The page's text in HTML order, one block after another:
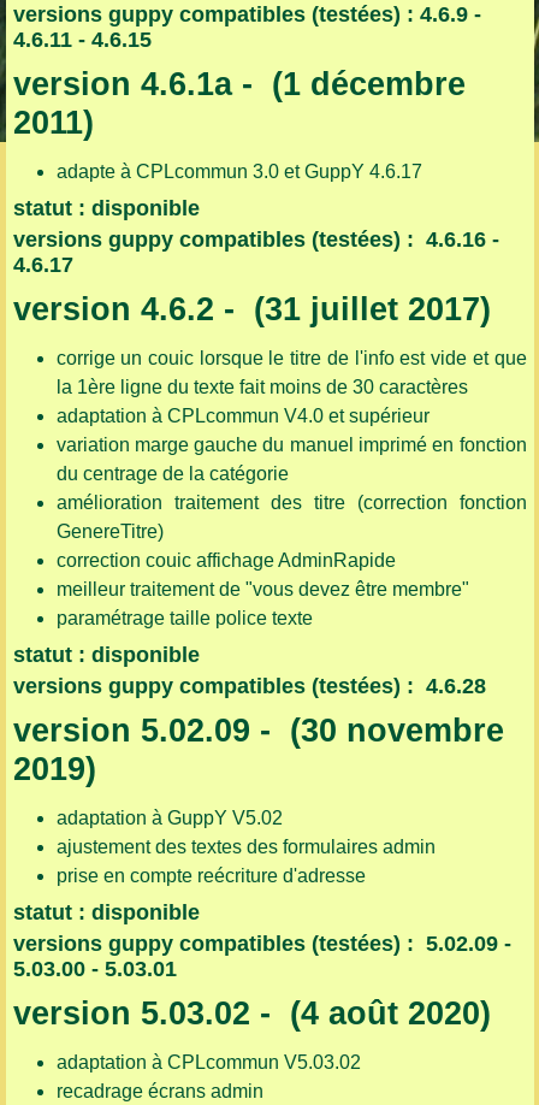
versions guppy compatibles (testées) : 4.6.9 -
4.6.11 - 4.6.15
version 4.6.1a - (1 décembre
2011)
adapte à CPLcommun 3.0 et GuppY 4.6.17
statut : disponible
versions guppy compatibles (testées) : 4.6.16 -
4.6.17
version 4.6.2 - (31 juillet 2017)
corrige un couic lorsque le titre de l'info est vide et que
la 1ère ligne du texte fait moins de 30 caractères
adaptation à CPLcommun V4.0 et supérieur
variation marge gauche du manuel imprimé en fonction
du centrage de la catégorie
amélioration traitement des titre (correction fonction
GenereTitre)
correction couic affichage AdminRapide
meilleur traitement de "vous devez être membre"
paramétrage taille police texte
statut : disponible
versions guppy compatibles (testées) : 4.6.28
version 5.02.09 - (30 novembre
2019)
adaptation à GuppY V5.02
ajustement des textes des formulaires admin
prise en compte reécriture d'adresse
statut : disponible
versions guppy compatibles (testées) : 5.02.09 -
5.03.00 - 5.03.01
version 5.03.02 - (4 août 2020)
adaptation à CPLcommun V5.03.02
recadrage écrans admin